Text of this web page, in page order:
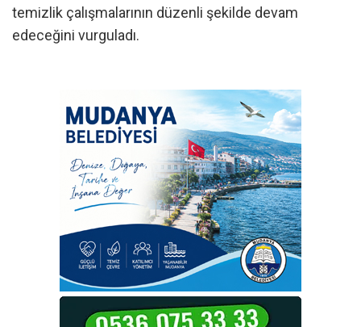
temizlik çalışmalarının düzenli şekilde devam
edeceğini vurguladı.